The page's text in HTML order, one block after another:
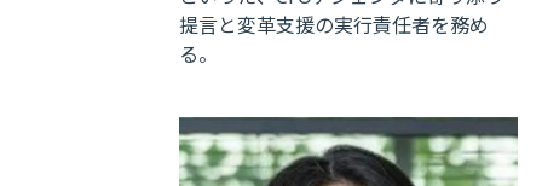
提言と変革支援の実行責任者を務め
る。